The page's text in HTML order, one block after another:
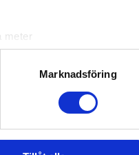
meter
. Du kan ändra
information från din enhet
Marknadsföring
bekvämt och stabilt fäste
samma teknik tills alla
kvalitén på löshår